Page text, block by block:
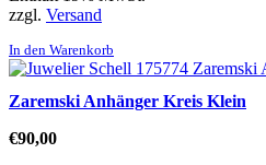
zzgl. Versand
In den Warenkorb
Zaremski Anhänger Kreis Klein
€90,00